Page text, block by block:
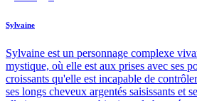
Sylvaine
Sylvaine est un personnage complexe
mystique, où elle est aux prises avec ses
croissants qu'elle est incapable de
ses longs cheveux argentés saisissants et